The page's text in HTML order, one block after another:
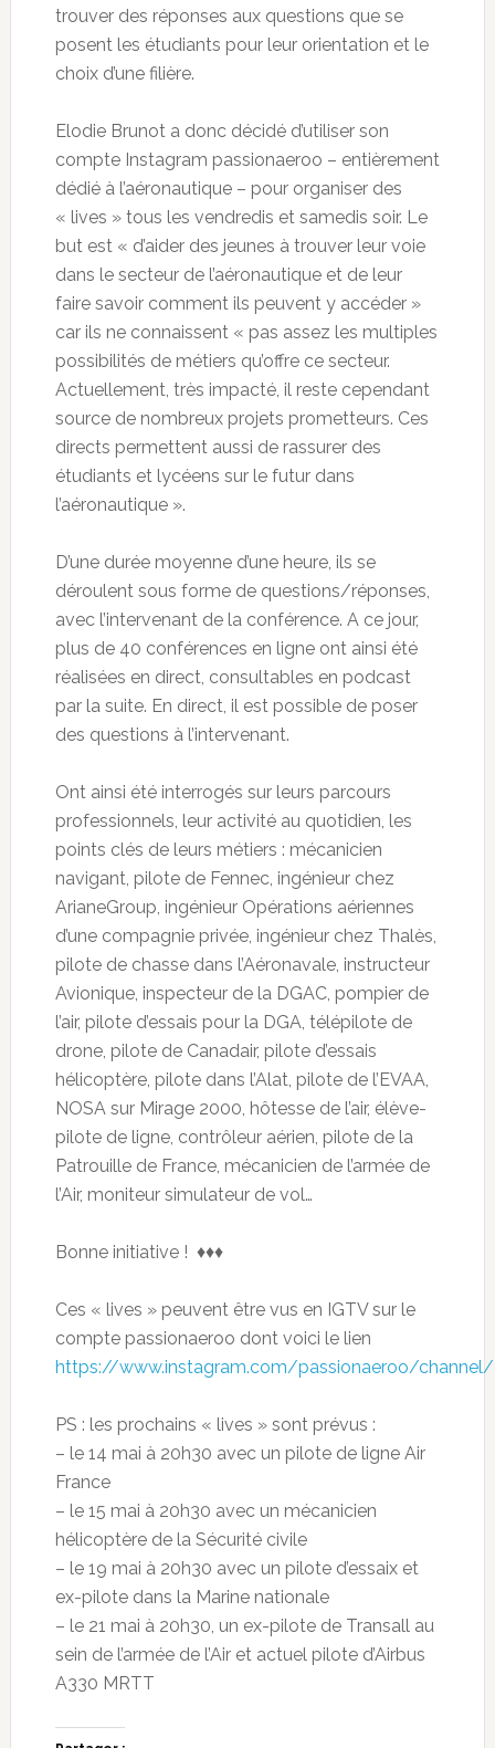
trouver des réponses aux questions que se
posent les étudiants pour leur orientation et le
choix d’une filière.
Elodie Brunot a donc décidé d’utiliser son
compte Instagram passionaeroo – entièrement
dédié à l’aéronautique – pour organiser des
« lives » tous les vendredis et samedis soir. Le
but est « d’aider des jeunes à trouver leur voie
dans le secteur de l’aéronautique et de leur
faire savoir comment ils peuvent y accéder »
car ils ne connaissent « pas assez les multiples
possibilités de métiers qu’offre ce secteur.
Actuellement, très impacté, il reste cependant
source de nombreux projets prometteurs. Ces
directs permettent aussi de rassurer des
étudiants et lycéens sur le futur dans
l’aéronautique ».
D’une durée moyenne d’une heure, ils se
déroulent sous forme de questions/réponses,
avec l’intervenant de la conférence. A ce jour,
plus de 40 conférences en ligne ont ainsi été
réalisées en direct, consultables en podcast
par la suite. En direct, il est possible de poser
des questions à l’intervenant.
Ont ainsi été interrogés sur leurs parcours
professionnels, leur activité au quotidien, les
points clés de leurs métiers : mécanicien
navigant, pilote de Fennec, ingénieur chez
ArianeGroup, ingénieur Opérations aériennes
d’une compagnie privée, ingénieur chez Thalès,
pilote de chasse dans l’Aéronavale, instructeur
Avionique, inspecteur de la DGAC, pompier de
l’air, pilote d’essais pour la DGA, télépilote de
drone, pilote de Canadair, pilote d’essais
hélicoptère, pilote dans l’Alat, pilote de l’EVAA,
NOSA sur Mirage 2000, hôtesse de l’air, élève-
pilote de ligne, contrôleur aérien, pilote de la
Patrouille de France, mécanicien de l’armée de
l’Air, moniteur simulateur de vol…
Bonne initiative ! ♦♦♦
Ces « lives » peuvent être vus en IGTV sur le
compte passionaeroo dont voici le lien
https://www.instagram.com/passionaeroo/channel/
PS : les prochains « lives » sont prévus :
– le 14 mai à 20h30 avec un pilote de ligne Air
France
– le 15 mai à 20h30 avec un mécanicien
hélicoptère de la Sécurité civile
– le 19 mai à 20h30 avec un pilote d’essaix et
ex-pilote dans la Marine nationale
– le 21 mai à 20h30, un ex-pilote de Transall au
sein de l’armée de l’Air et actuel pilote d’Airbus
A330 MRTT